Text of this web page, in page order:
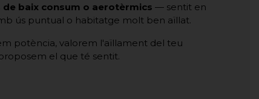
baix consum o aerotèrmics — sentit en
ús puntual o habitatge molt ben aïllat.
potència, valorem l'aïllament del teu
el que té sentit.